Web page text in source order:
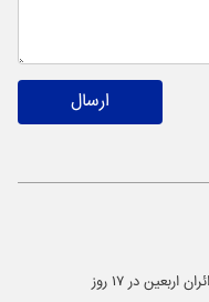
ارسال